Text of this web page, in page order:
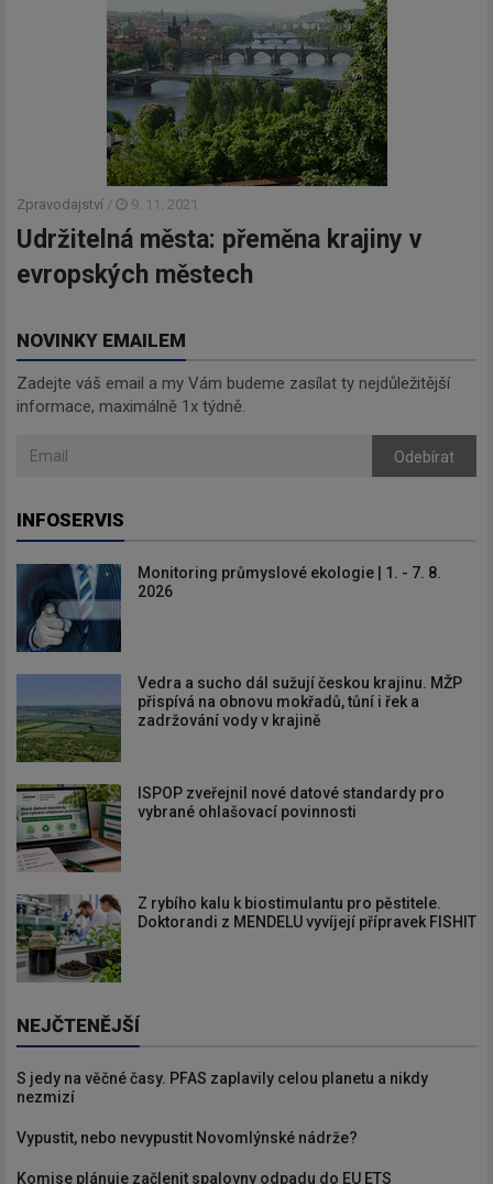
Zpravodajství / 9. 11. 2021
Udržitelná města: přeměna krajiny v
evropských městech
NOVINKY EMAILEM
Zadejte váš email a my Vám budeme zasílat ty nejdůležitější
informace, maximálně 1x týdně.
Odebírat
INFOSERVIS
Monitoring průmyslové ekologie | 1. - 7. 8.
2026
Vedra a sucho dál sužují českou krajinu. MŽP
přispívá na obnovu mokřadů, tůní i řek a
zadržování vody v krajině
ISPOP zveřejnil nové datové standardy pro
vybrané ohlašovací povinnosti
Z rybího kalu k biostimulantu pro pěstitele.
Doktorandi z MENDELU vyvíjejí přípravek FISHIT
NEJČTENĚJŠÍ
S jedy na věčné časy. PFAS zaplavily celou planetu a nikdy
nezmizí
Vypustit, nebo nevypustit Novomlýnské nádrže?
Komise plánuje začlenit spalovny odpadu do EU ETS